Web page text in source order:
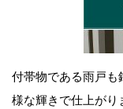
付帯物である雨戸も
様な輝きで仕上がり